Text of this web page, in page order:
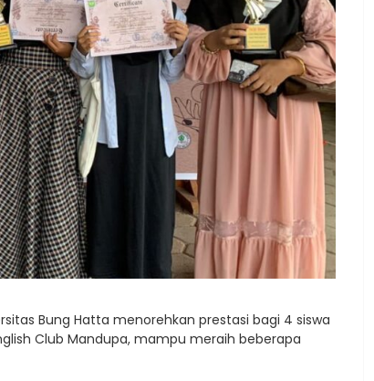
Bung Hatta menorehkan prestasi bagi 4 siswa
Club Mandupa, mampu meraih beberapa